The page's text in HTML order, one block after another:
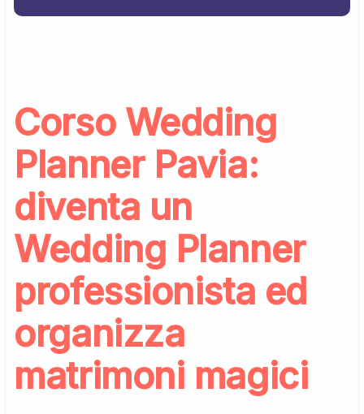
Corso Wedding
Planner Pavia:
diventa un
Wedding Planner
professionista ed
organizza
matrimoni magici